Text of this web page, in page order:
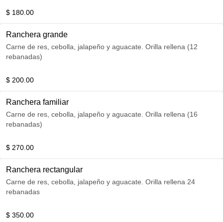
$ 180.00
Ranchera grande
Carne de res, cebolla, jalapeño y aguacate. Orilla rellena (12
rebanadas)
$ 200.00
Ranchera familiar
Carne de res, cebolla, jalapeño y aguacate. Orilla rellena (16
rebanadas)
$ 270.00
Ranchera rectangular
Carne de res, cebolla, jalapeño y aguacate. Orilla rellena 24
rebanadas
$ 350.00